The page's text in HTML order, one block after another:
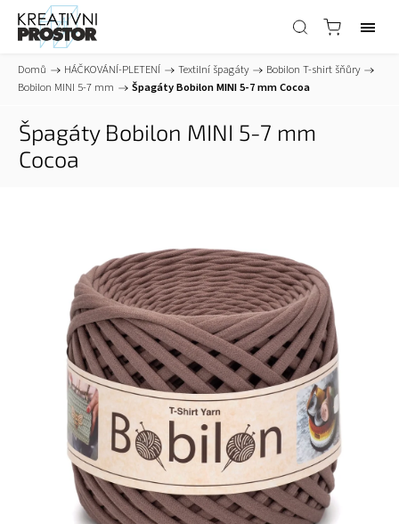
Domů / HÁČKOVÁNÍ-PLETENÍ / Textilní špagáty / Bobilon T-shirt šňůry /
Bobilon MINI 5-7 mm / Špagáty Bobilon MINI 5-7 mm Cocoa
Špagáty Bobilon MINI 5-7 mm
Cocoa